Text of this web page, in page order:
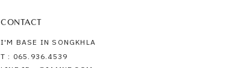
I'M BASE IN SONGKHLA
T : 065.936.4539
CONTACT